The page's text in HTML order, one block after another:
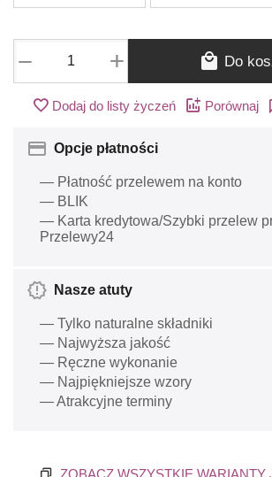
+
− Do
Dodaj do listy życzeń Porównaj
Opcje płatności
— Płatność przelewem na konto
— BLIK
— Karta kredytowa/Szybki przelew
Przelewy24
Nasze atuty
— Tylko naturalne składniki
— Najwyższa jakość
— Ręczne wykonanie
— Najpiękniejsze wzory
— Atrakcyjne terminy